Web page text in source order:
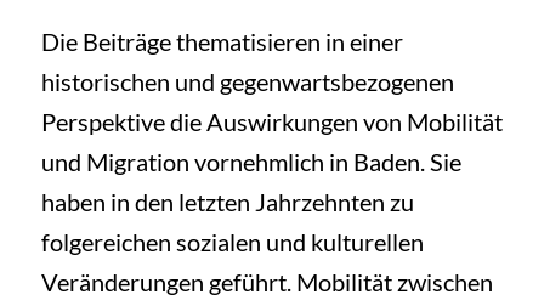
Die Beiträge thematisieren in einer
historischen und gegenwartsbezogenen
Perspektive die Auswirkungen von Mobilität
und Migration vornehmlich in Baden. Sie
haben in den letzten Jahrzehnten zu
folgereichen sozialen und kulturellen
Veränderungen geführt. Mobilität zwischen